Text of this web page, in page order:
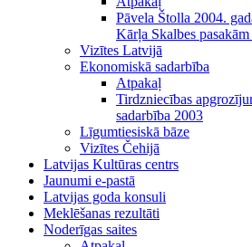
Pāvela Štolla 2004.
Kārļa Skalbes
Vizītes Latvijā
Ekonomiskā sadarbība
Atpakaļ
Tirdzniecības
sadarbība 2003
Līgumtiesiskā bāze
Vizītes Čehijā
Latvijas Kultūras centrs
Jaunumi e-pastā
Latvijas goda konsuli
Meklēšanas rezultāti
Noderīgas saites